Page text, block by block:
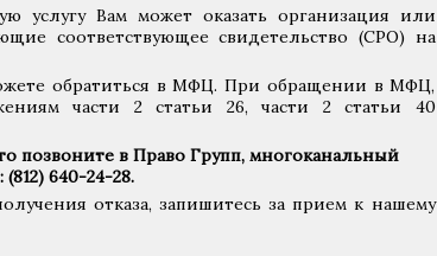
услугу Вам может оказать организация или
соответствующее свидетельство (СРО) на
обратиться в МФЦ. При обращении в МФЦ,
части 2 статьи 26, части 2 статьи 40
позвоните в Право Групп, многоканальный
(812) 640-24-28.
отказа, запишитесь за прием к нашему